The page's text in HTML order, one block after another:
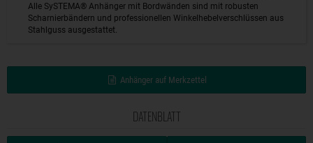
Alle SySTEMA® Anhänger mit Bordwänden sind mit robusten
Scharnierbändern und professionellen Winkelhebelverschlüssen aus
Stahlguss ausgestattet.
Anhänger auf Merkzettel
DATENBLATT